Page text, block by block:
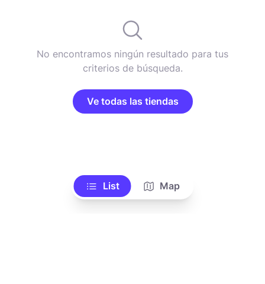
No encontramos ningún resultado para tus
criterios de búsqueda.
Ve todas las tiendas
List Map